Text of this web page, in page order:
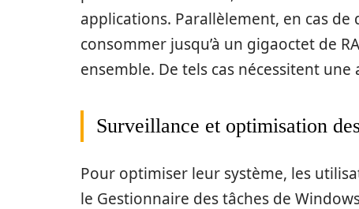
applications. Parallèlement, en cas
consommer jusqu’à un gigaoctet de
ensemble. De tels cas nécessitent
Surveillance et optimisation
Pour optimiser leur système, les
le Gestionnaire des tâches de